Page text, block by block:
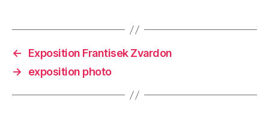
←
Exposition Frantisek Zvardon
→
exposition photo